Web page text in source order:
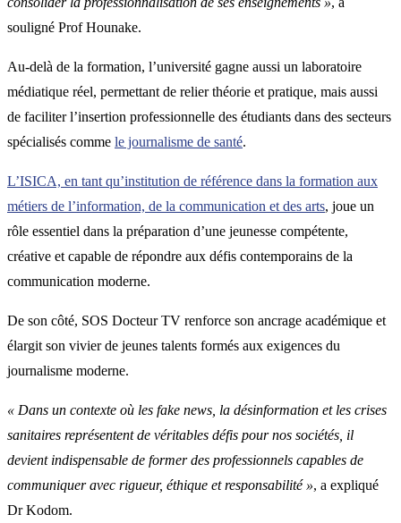
souligné Prof Hounake.
Au-delà de la formation, l’université gagne aussi un laboratoire
médiatique réel, permettant de relier théorie et pratique, mais aussi
de faciliter l’insertion professionnelle des étudiants dans des secteurs
spécialisés comme le journalisme de santé.
L’ISICA, en tant qu’institution de référence dans la formation aux
métiers de l’information, de la communication et des arts, joue un
rôle essentiel dans la préparation d’une jeunesse compétente,
créative et capable de répondre aux défis contemporains de la
communication moderne.
De son côté, SOS Docteur TV renforce son ancrage académique et
élargit son vivier de jeunes talents formés aux exigences du
journalisme moderne.
« Dans un contexte où les fake news, la désinformation et les crises
sanitaires représentent de véritables défis pour nos sociétés, il
devient indispensable de former des professionnels capables de
communiquer avec rigueur, éthique et responsabilité », a expliqué
Dr Kodom.